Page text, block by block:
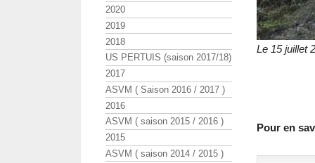
Le 15 juillet
Pour en
2020
2019
2018
US PERTUIS (saison 2017/18)
2017
ASVM ( Saison 2016 / 2017 )
2016
ASVM ( saison 2015 / 2016 )
2015
ASVM ( saison 2014 / 2015 )